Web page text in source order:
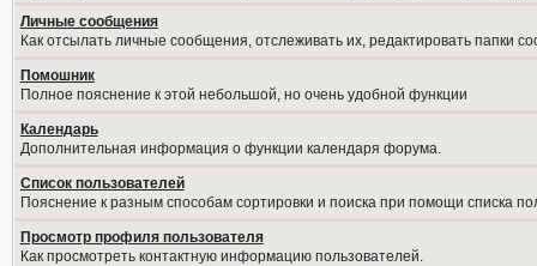
Личные сообщения
Как отсылать личные сообщения, отслеживать их, редактировать папки
Помошник
Полное пояснение к этой небольшой, но очень удобной функции
Календарь
Дополнительная информация о функции календаря форума.
Список пользователей
Пояснение к разным способам сортировки и поиска при помощи списка
Просмотр профиля пользователя
Как просмотреть контактную информацию пользователей.